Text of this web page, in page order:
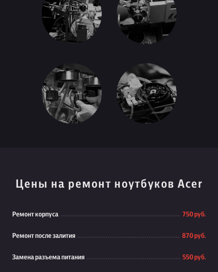
Цены на ремонт ноутбуков Acer
Ремонт корпуса 750 руб.
Ремонт после залития 870 руб.
Замена разъема питания 550 руб.